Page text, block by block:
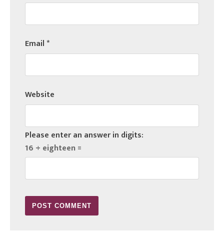
Email*
Website
Please enter an answer in digits:
16 + eighteen =